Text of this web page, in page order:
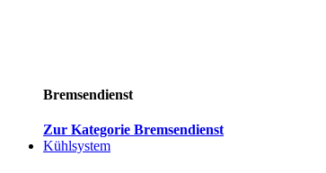
Bremsendienst
Zur Kategorie Bremsendienst
Kühlsystem